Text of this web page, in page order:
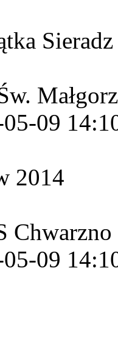
Sieradz
09
2014
09